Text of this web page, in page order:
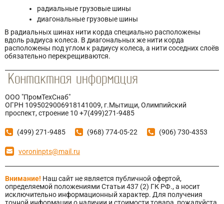
радиальные грузовые шины
диагональные грузовые шины
В радиальных шинах нити корда специально расположены
вдоль радиуса колеса. В диагональных же нити корда
расположены под углом к радиусу колеса, а нити соседних слоёв
обязательно перекрещиваются.
ООО "ПромТехСнаб"
ОГРН 1095029006918141009, г.Мытищи, Олимпийский
проспект, строение 10 +7(499)271-9485
(499) 271-9485 (968) 774-05-22 (906) 730-4353
voroninpts@mail.ru
Внимание! Наш сайт не является публичной офертой,
определяемой положениями Статьи 437 (2) ГК РФ., а носит
исключительно информационный характер. Для получения